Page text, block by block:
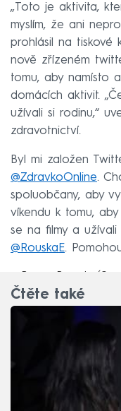
„Toto je aktivita,
myslím, že ani
prohlásil na tiskové
nově zřízeném
tomu, aby namísto
domácích aktivit.
užívali si rodinu,“
zdravotnictví.
Byl mi založen
@ZdravkoOnline.
spoluobčany, aby
víkendu k tomu,
se na filmy a užívali
@RouskaE.
— Roman Prymula
Čtěte také